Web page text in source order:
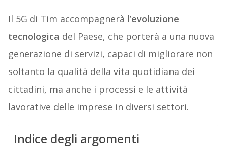
Il 5G di Tim accompagnerà l’evoluzione
tecnologica del Paese, che porterà a una nuova
generazione di servizi, capaci di migliorare non
soltanto la qualità della vita quotidiana dei
cittadini, ma anche i processi e le attività
lavorative delle imprese in diversi settori.
Indice degli argomenti